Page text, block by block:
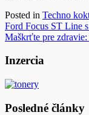
Posted in Techno
Navigácia
v
článku
Ford Focus ST Line
Maškrťte pre
Inzercia
Posledné články